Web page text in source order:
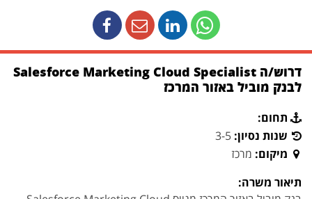
דרוש/ה Salesforce Marketing Cloud Specialist
לבנק מוביל באזור המרכז
תחום:
שנות נסיון: 3-5
מיקום: מרכז
תיאור משרה: